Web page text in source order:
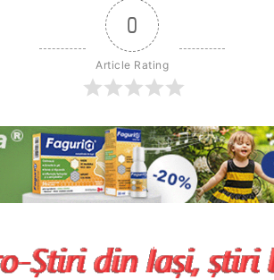
0
Article Rating